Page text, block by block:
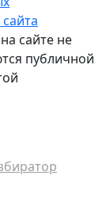
сайте не
публичной